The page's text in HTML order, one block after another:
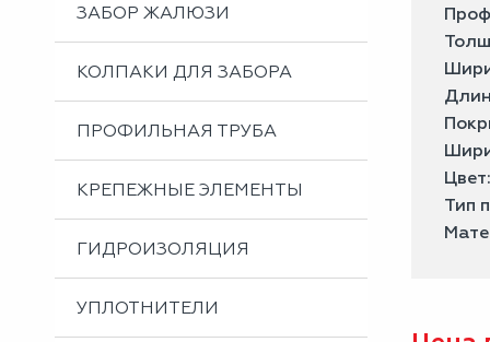
ЗАБОР ЖАЛЮЗИ
КОЛПАКИ ДЛЯ ЗАБОРА
ПРОФИЛЬНАЯ ТРУБА
КРЕПЕЖНЫЕ ЭЛЕМЕНТЫ
ГИДРОИЗОЛЯЦИЯ
УПЛОТНИТЕЛИ
Тип